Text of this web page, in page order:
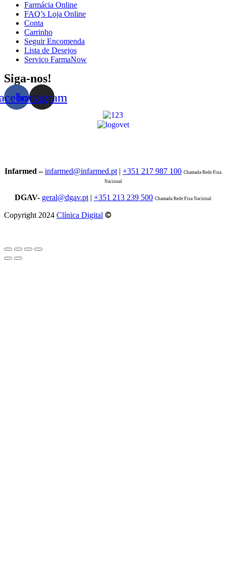
Farmácia Online
FAQ’s Loja Online
Conta
Carrinho
Seguir Encomenda
Lista de Desejos
Serviço FarmaNow
Siga-nos!
Instagram
Infarmed –infarmed@infarmed.pt | +351 217 987 100 Chamada Rede Fixa
Nacional
DGAV- geral@dgav.pt | +351 213 239 500 Chamada Rede Fixa Nacional
Copyright 2024 Clínica Digital ©